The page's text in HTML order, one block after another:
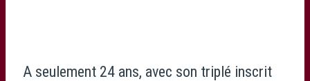
A seulement 24 ans, avec son triplé inscrit